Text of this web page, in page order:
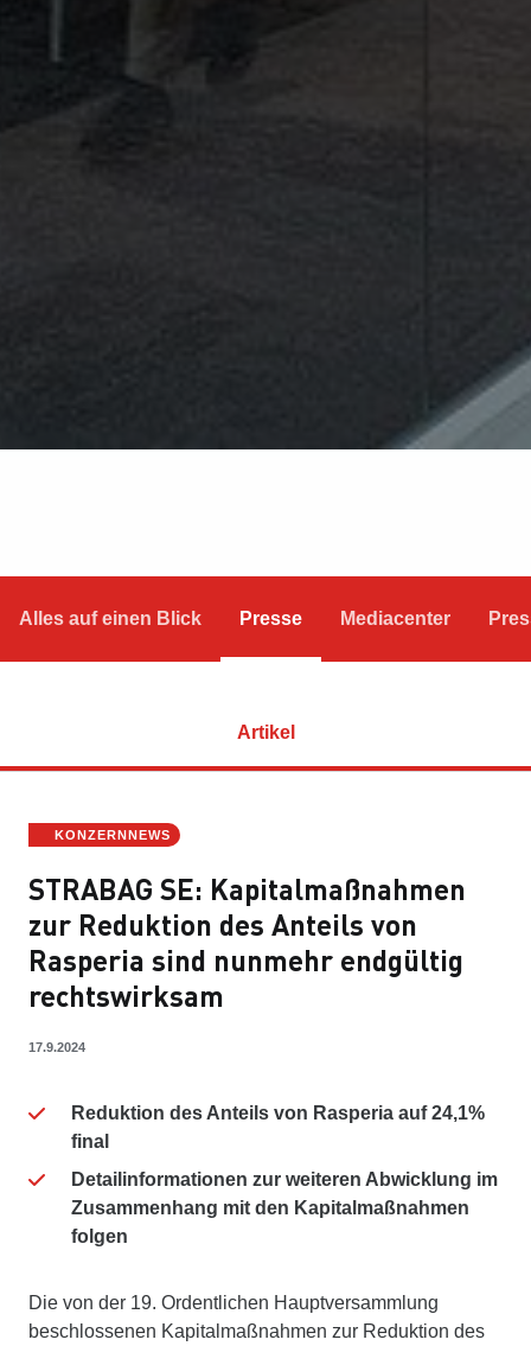
Alles auf einen Blick Presse Mediacenter
Artikel
KONZERNNEWS
STRABAG SE: Kapitalmaßnahmen
zur Reduktion des Anteils von
Rasperia sind nunmehr endgültig
rechtswirksam
17.9.2024
Reduktion des Anteils von Rasperia auf 24,1%
final
Detailinformationen zur weiteren Abwicklung im
Zusammenhang mit den Kapitalmaßnahmen
folgen
Die von der 19. Ordentlichen Hauptversammlung
beschlossenen Kapitalmaßnahmen zur Reduktion des